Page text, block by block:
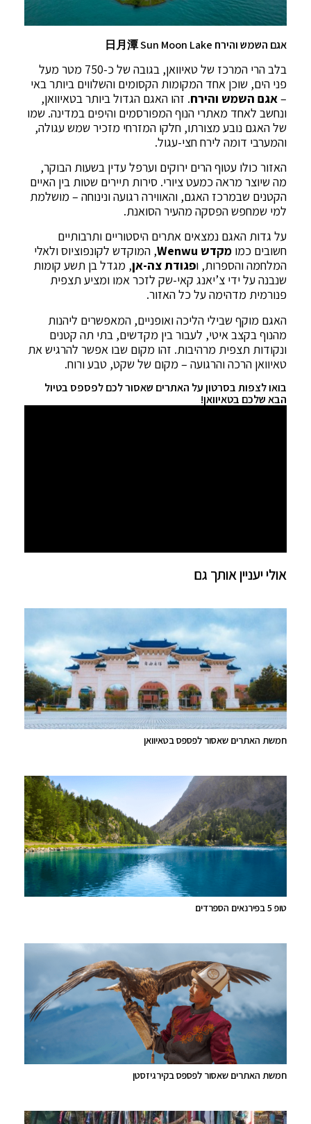
אגם השמש והירח 日月潭 Sun Moon Lake
בלב הרי המרכז של טאיוואן, בגובה של כ-750 מטר מעל
פני הים, שוכן אחד המקומות הקסומים והשלווים ביותר באי
–אגם השמש והירח. זהו האגם הגדול ביותר בטאיוואן,
ונחשב לאחד מאתרי הנוף המפורסמים והיפים במדינה. שמו
של האגם נובע מצורתו, חלקו המזרחי מזכיר שמש עגולה,
והמערבי דומה לירח חצי-עגול.
האזור כולו עטוף הרים ירוקים וערפל עדין בשעות הבוקר,
מה שיוצר מראה כמעט ציורי. סירות תיירים שטות בין האיים
הקטנים שבמרכז האגם, והאווירה רגועה ונינוחה – מושלמת
למי שמחפש הפסקה מהעיר הסואנת.
על גדות האגם נמצאים אתרים היסטוריים ותרבותיים
חשובים כמומקדש Wenwu
, המוקדש לקונפוציוס ולאלי
המלחמה והספרות, ופגודת צה-אן, מגדל בן תשע קומות
שנבנה על ידי צ’יאנג קאי-שק לזכר אמו ומציע תצפית
פנורמית מדהימה על כל האזור.
האגם מוקף שבילי הליכה ואופניים, המאפשרים ליהנות
מהנוף בקצב איטי, לעבור בין מקדשים, בתי תה קטנים
ונקודות תצפית מרהיבות. זהו מקום שבו אפשר להרגיש את
טאיוואן הרכה והרגועה – מקום של שקט, טבע ורוח.
בואו לצפות בסרטון על האתרים שאסור לכם לפספס בטיול
הבא שלכם בטאיוואן!
אולי יעניין אותך גם
חמשת האתרים שאסור לפספס בטאיוואן
טופ 5 בפירנאים הספרדים
חמשת האתרים שאסור לפספס בקירגיזסטן